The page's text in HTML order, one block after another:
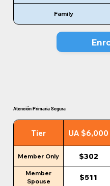
Family
Atención Primaria Segura
Tier UA $6,000
Member Only $302
Member
Spouse
$511